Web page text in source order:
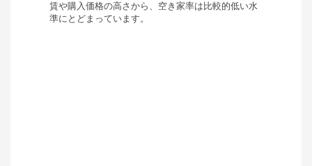
賃や購入価格の高さから、空き家率は比較的低い水
準にとどまっています。